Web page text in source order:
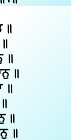
॥
॥
॥
॥
॥
॥